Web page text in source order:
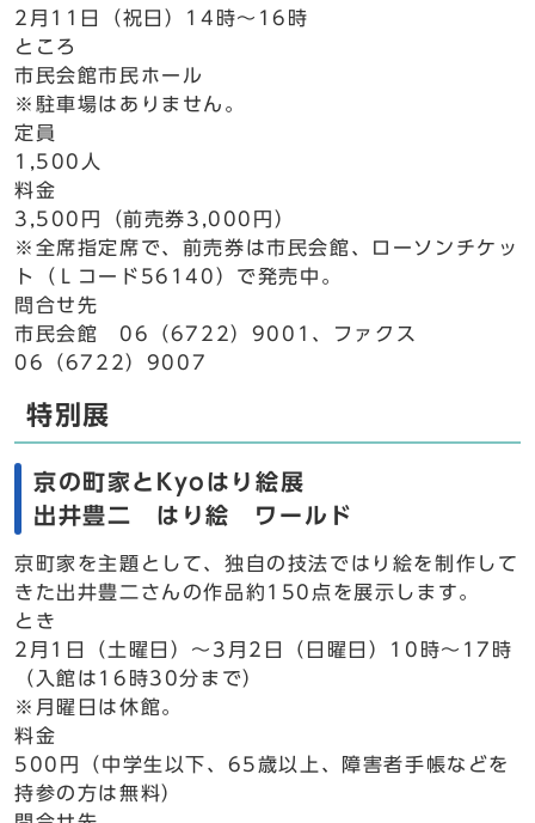
2月11日（祝日）14時～16時
ところ
市民会館市民ホール
※駐車場はありません。
定員
1,500人
料金
3,500円（前売券3,000円）
※全席指定席で、前売券は市民会館、ローソンチケッ
ト（Ｌコード56140）で発売中。
問合せ先
市民会館 06（6722）9001、ファクス
06（6722）9007
特別展
京の町家とKyoはり絵展
出井豊二 はり絵 ワールド
京町家を主題として、独自の技法ではり絵を制作して
きた出井豊二さんの作品約150点を展示します。
とき
2月1日（土曜日）～3月2日（日曜日）10時～17時
（入館は16時30分まで）
※月曜日は休館。
料金
500円（中学生以下、65歳以上、障害者手帳などを
持参の方は無料）